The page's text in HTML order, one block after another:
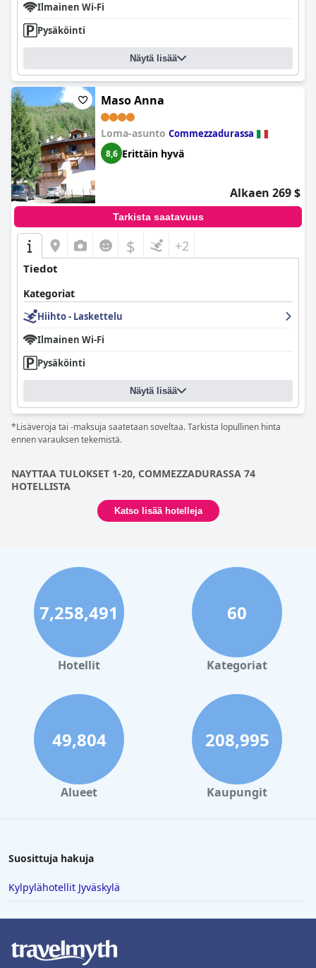
Ilmainen Wi-Fi
Pysäköinti
Näytä lisää
Maso Anna
Loma-asunto Commezzadurassa
8,6 Erittäin hyvä
Alkaen 269 $
Tarkista saatavuus
$ +2
Tiedot
Kategoriat
Hiihto - Laskettelu
Ilmainen Wi-Fi
Pysäköinti
Näytä lisää
*Lisäveroja tai -maksuja saatetaan soveltaa. Tarkista lopullinen hinta
ennen varauksen tekemistä.
NAYTTAA TULOKSET 1-20, COMMEZZADURASSA 74
HOTELLISTA
Katso lisää hotelleja
7,258,491
Hotellit
60
Kategoriat
49,804
Alueet
208,995
Kaupungit
Suosittuja hakuja
Kylpylähotellit Jyväskylä